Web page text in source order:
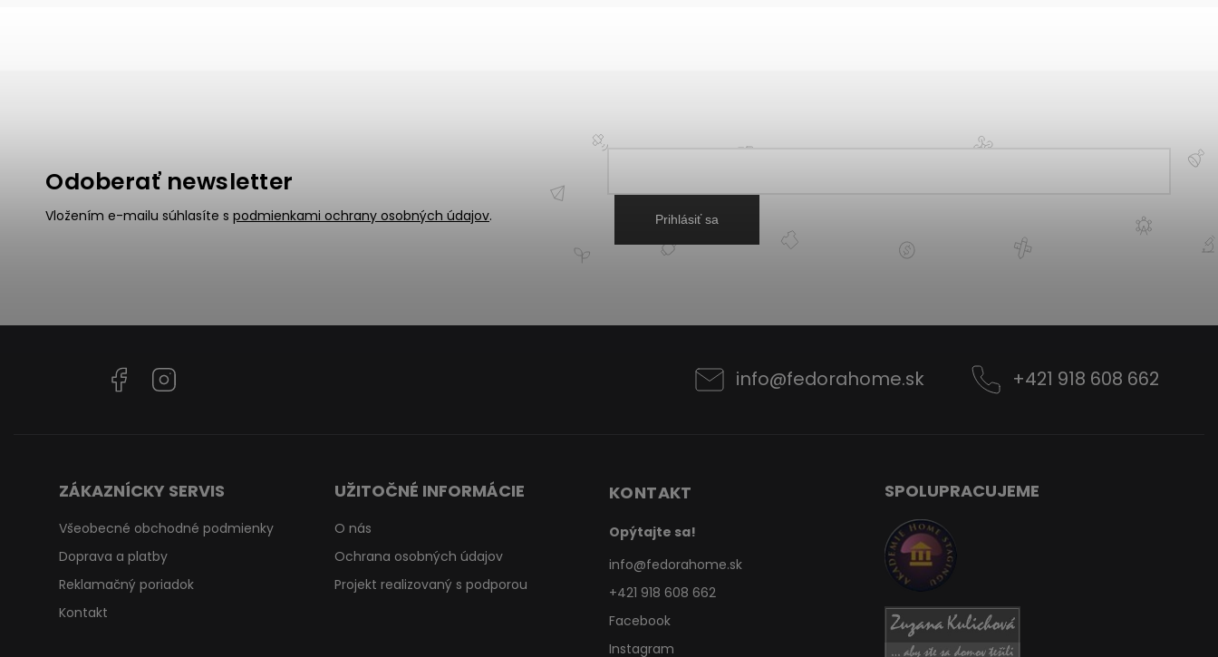
Odoberať newsletter
Vložením e-mailu súhlasíte s podmienkami ochrany osobných údajov. Prihlásiť sa
Facebook info@fedorahome.sk +421 918 608 662
ZÁKAZNÍCKY SERVIS
Všeobecné obchodné podmienky
Doprava a platby
Reklamačný poriadok
Kontakt
UŽITOČNÉ INFORMÁCIE
O nás
Ochrana osobných údajov
Projekt realizovaný s podporou
KONTAKT
Opýtajte sa!
info@fedorahome.sk
+421 918 608 662
Facebook
Instagram
SPOLUPRACUJEME